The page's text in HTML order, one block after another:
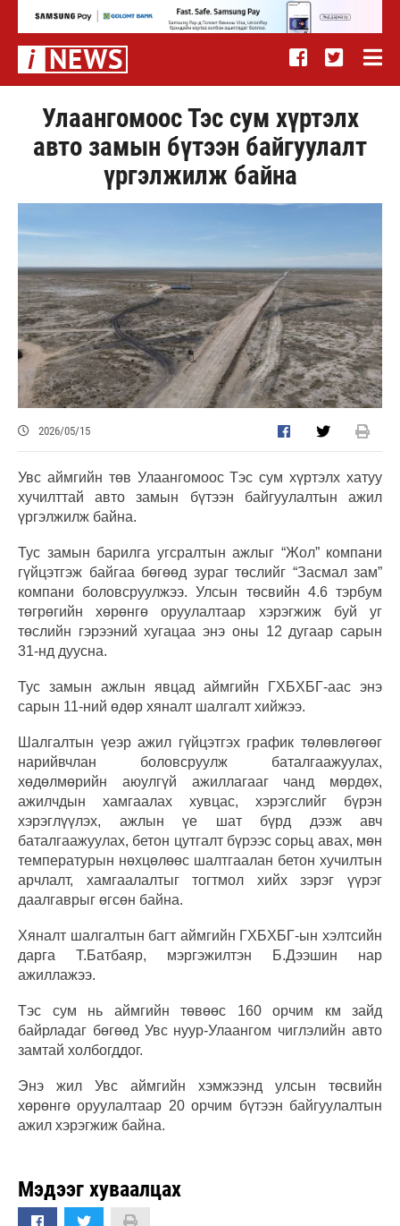
Улаангомоос Тэс сум хүртэлх
авто замын бүтээн байгуулалт
үргэлжилж байна
2026/05/15
Увс аймгийн төв Улаангомоос Тэс сум хүртэлх хатуу
хучилттай авто замын бүтээн байгуулалтын ажил
үргэлжилж байна.
Тус замын барилга угсралтын ажлыг “Жол” компани
гүйцэтгэж байгаа бөгөөд зураг төслийг “Засмал зам”
компани боловсруулжээ. Улсын төсвийн 4.6 тэрбум
төгрөгийн хөрөнгө оруулалтаар хэрэгжиж буй уг
төслийн гэрээний хугацаа энэ оны 12 дугаар сарын
31-нд дуусна.
Тус замын ажлын явцад аймгийн ГХБХБГ-аас энэ
сарын 11-ний өдөр хяналт шалгалт хийжээ.
Шалгалтын үеэр ажил гүйцэтгэх график төлөвлөгөөг
нарийвчлан боловсруулж баталгаажуулах,
хөдөлмөрийн аюулгүй ажиллагааг чанд мөрдөх,
ажилчдын хамгаалах хувцас, хэрэгслийг бүрэн
хэрэглүүлэх, ажлын үе шат бүрд дээж авч
баталгаажуулах, бетон цутгалт бүрээс сорьц авах, мөн
температурын нөхцөлөөс шалтгаалан бетон хучилтын
арчлалт, хамгаалалтыг тогтмол хийх зэрэг үүрэг
даалгаврыг өгсөн байна.
Хяналт шалгалтын багт аймгийн ГХБХБГ-ын хэлтсийн
дарга Т.Батбаяр, мэргэжилтэн Б.Дээшин нар
ажиллажээ.
Тэс сум нь аймгийн төвөөс 160 орчим км зайд
байрладаг бөгөөд Увс нуур-Улаангом чиглэлийн авто
замтай холбогддог.
Энэ жил Увс аймгийн хэмжээнд улсын төсвийн
хөрөнгө оруулалтаар 20 орчим бүтээн байгуулалтын
ажил хэрэгжиж байна.
Мэдээг хуваалцах